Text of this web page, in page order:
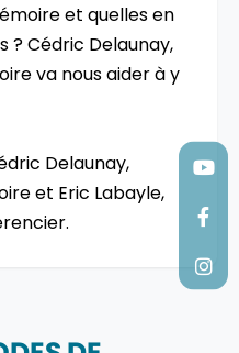
et quelles en
? Cédric Delaunay,
va nous aider à y
Delaunay,
et Eric Labayle,